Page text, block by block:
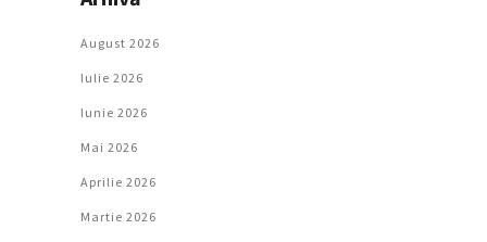
August 2026
Iulie 2026
Iunie 2026
Mai 2026
Aprilie 2026
Martie 2026